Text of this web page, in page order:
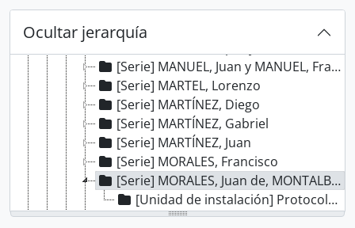
Ocultar jerarquía
[Serie] LEDESMA, Gerónimo de
[Serie] LÓPEZ, García
[Serie] LÓPEZ, Gaspar y LÓPEZ DE ARRIETA, Juan
[Serie] MANUEL, Juan y MANUEL, Francisco
[Serie] MARTEL, Lorenzo
[Serie] MARTÍNEZ, Diego
[Serie] MARTÍNEZ, Gabriel
[Serie] MARTÍNEZ, Juan
[Serie] MORALES, Francisco
[Serie] MORALES, Juan de, MONTALBO, Pedro de, y otros
[Unidad de instalación] Protocolo notarial de Juan de Morales
[Serie] MOSCOSO, Ambrosio de